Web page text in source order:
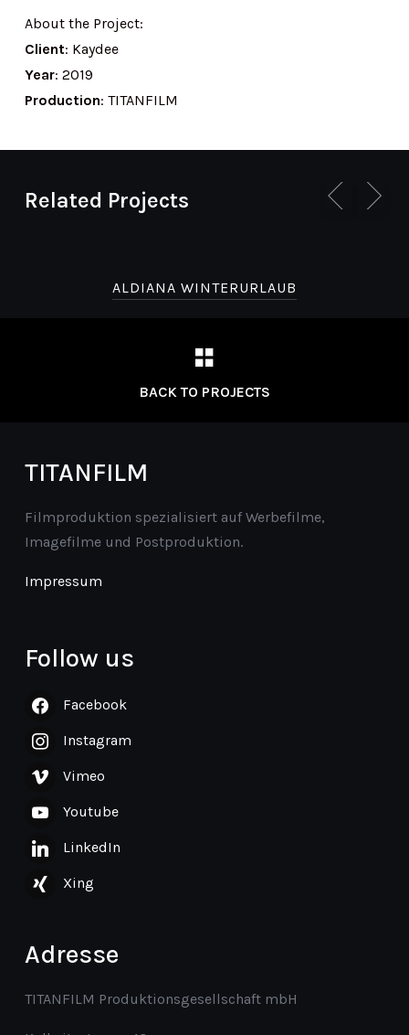
About the Project:
Client: Kaydee
Year: 2019
Production: TITANFILM
Related Projects
ALDIANA WINTERURLAUB
BACK TO PROJECTS
TITANFILM
Filmproduktion spezialisiert auf Werbefilme,
Imagefilme und Postproduktion.
Impressum
Follow us
Facebook
Instagram
Vimeo
Youtube
LinkedIn
Xing
Adresse
TITANFILM Produktionsgesellschaft mbH